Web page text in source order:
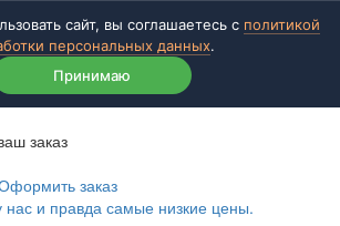
сайт, вы соглашаетесь с политикой
персональных данных.
Принимаю
заказ
заказ
нас и правда самые низкие цены.